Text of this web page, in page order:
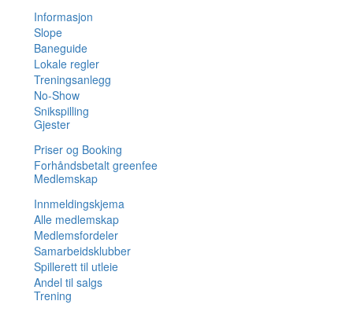
Informasjon
Slope
Baneguide
Lokale regler
Treningsanlegg
No-Show
Snikspilling
Gjester
Priser og Booking
Forhåndsbetalt greenfee
Medlemskap
Innmeldingskjema
Alle medlemskap
Medlemsfordeler
Samarbeidsklubber
Spillerett til utleie
Andel til salgs
Trening